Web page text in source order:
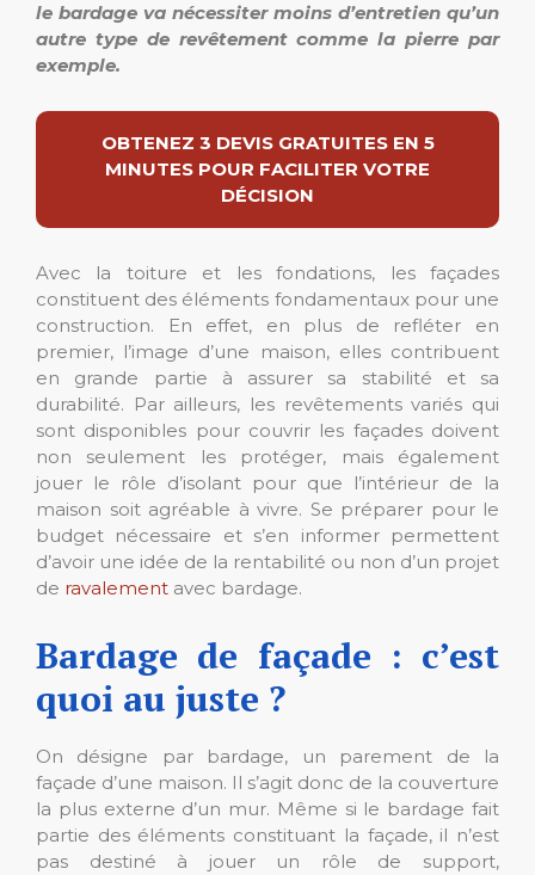
le bardage va nécessiter moins d’entretien qu’un
autre type de revêtement comme la pierre par
exemple.
OBTENEZ 3 DEVIS GRATUITES EN 5
MINUTES POUR FACILITER VOTRE
DÉCISION
Avec la toiture et les fondations, les façades
constituent des éléments fondamentaux pour une
construction. En effet, en plus de refléter en
premier, l’image d’une maison, elles contribuent
en grande partie à assurer sa stabilité et sa
durabilité. Par ailleurs, les revêtements variés qui
sont disponibles pour couvrir les façades doivent
non seulement les protéger, mais également
jouer le rôle d’isolant pour que l’intérieur de la
maison soit agréable à vivre. Se préparer pour le
budget nécessaire et s’en informer permettent
d’avoir une idée de la rentabilité ou non d’un projet
de ravalement avec bardage.
Bardage de façade : c’est
quoi au juste ?
On désigne par bardage, un parement de la
façade d’une maison. Il s’agit donc de la couverture
la plus externe d’un mur. Même si le bardage fait
partie des éléments constituant la façade, il n’est
pas destiné à jouer un rôle de support,